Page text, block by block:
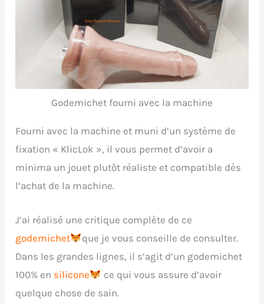
Godemichet fourni avec la machine
Fourni avec la machine et muni d’un système de
fixation « KlicLok », il vous permet d’avoir a
minima un jouet plutôt réaliste et compatible dès
l’achat de la machine.
J’ai réalisé une critique complète de ce
godemichet
que je vous conseille de consulter.
Dans les grandes lignes, il s’agit d’un godemichet
100% en silicone
ce qui vous assure d’avoir
quelque chose de sain.